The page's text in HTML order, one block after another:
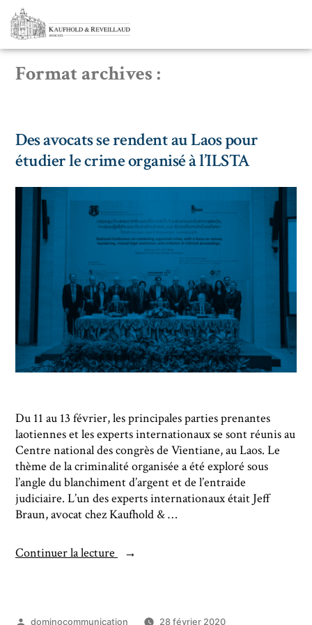
Format archives :
Des avocats se rendent au Laos pour
étudier le crime organisé à l’ILSTA
Du 11 au 13 février, les principales parties prenantes
laotiennes et les experts internationaux se sont réunis au
Centre national des congrès de Vientiane, au Laos. Le
thème de la criminalité organisée a été exploré sous
l’angle du blanchiment d’argent et de l’entraide
judiciaire. L’un des experts internationaux était Jeff
Braun, avocat chez Kaufhold & …
Continuer la lecture
dominocommunication 28 février 2020